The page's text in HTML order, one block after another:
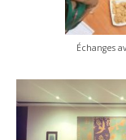
Échanges